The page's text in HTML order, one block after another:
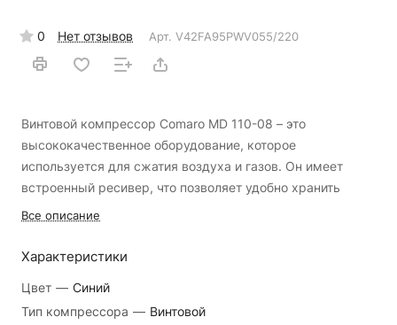
0 Нет отзывов Арт. V42FA95PWV055/220
Винтовой компрессор Comaro MD 110-08 – это
высококачественное оборудование, которое
используется для сжатия воздуха и газов. Он имеет
встроенный ресивер, что позволяет удобно хранить
сжатый воздух. Компрессор оснащен системой
работу и защиту от перегрузок.
Основные преимущества:
Все описание
Характеристики
Цвет — Синий
Тип компрессора — Винтовой